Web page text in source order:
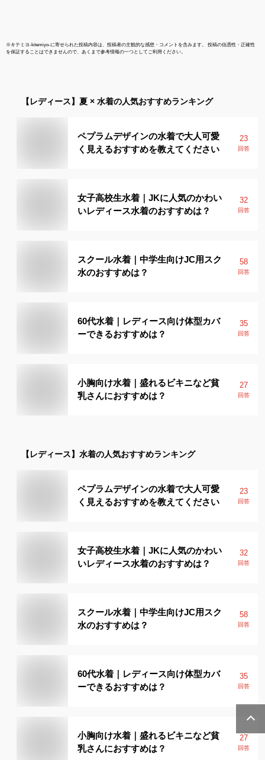
※キテミヨ-kitemiyo-に寄せられた投稿内容は、投稿者の主観的な感想・コメントを含みます。 投稿の信憑性・正確性
を保証することはできませんので、あくまで参考情報の一つとしてご利用ください。
【レディース】 夏 × 水着の人気おすすめランキング
ペプラムデザインの水着で大人可愛
く見えるおすすめを教えてください
23
回答
女子高校生水着｜JKに人気のかわい
いレディース水着のおすすめは？
32
回答
スクール水着｜中学生向けJC用スク
水のおすすめは？
58
回答
60代水着｜レディース向け体型カバ
ーできるおすすめは？
35
回答
小胸向け水着｜盛れるビキニなど貧
乳さんにおすすめは？
27
回答
【レディース】 水着の人気おすすめランキング
ペプラムデザインの水着で大人可愛
く見えるおすすめを教えてください
23
回答
女子高校生水着｜JKに人気のかわい
いレディース水着のおすすめは？
32
回答
スクール水着｜中学生向けJC用スク
水のおすすめは？
58
回答
60代水着｜レディース向け体型カバ
ーできるおすすめは？
35
回答
小胸向け水着｜盛れるビキニなど貧
乳さんにおすすめは？
27
回答